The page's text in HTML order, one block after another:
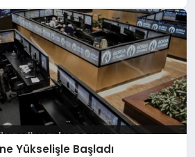
Yükselişle Başladı